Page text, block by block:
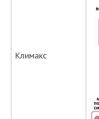
Климакс